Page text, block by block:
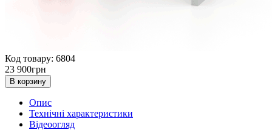
Код товару: 6804
23 900грн
В корзину
Опис
Технічні характеристики
Відеоогляд